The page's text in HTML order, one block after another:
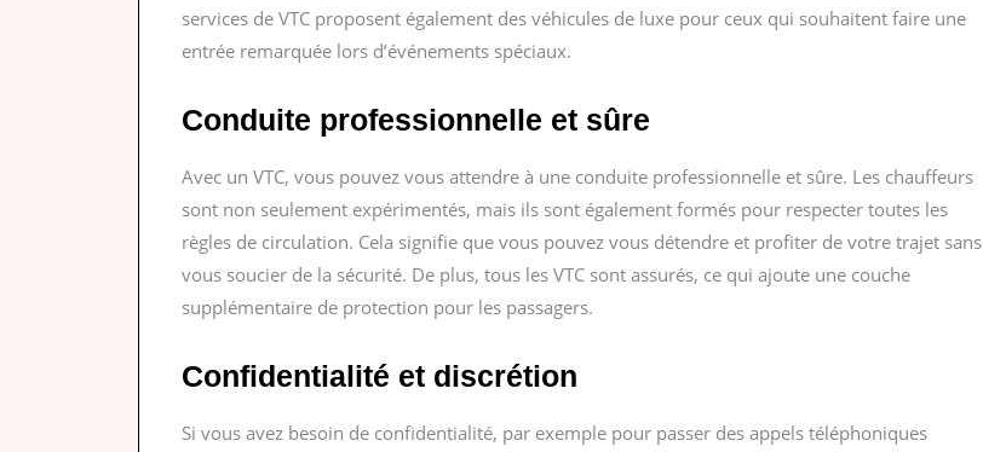
services de VTC proposent également des véhicules de luxe pour ceux qui souhaitent faire une
entrée remarquée lors d’événements spéciaux.
Conduite professionnelle et sûre
Avec un VTC, vous pouvez vous attendre à une conduite professionnelle et sûre. Les chauffeurs
sont non seulement expérimentés, mais ils sont également formés pour respecter toutes les
règles de circulation. Cela signifie que vous pouvez vous détendre et profiter de votre trajet sans
vous soucier de la sécurité. De plus, tous les VTC sont assurés, ce qui ajoute une couche
supplémentaire de protection pour les passagers.
Confidentialité et discrétion
Si vous avez besoin de confidentialité, par exemple pour passer des appels téléphoniques